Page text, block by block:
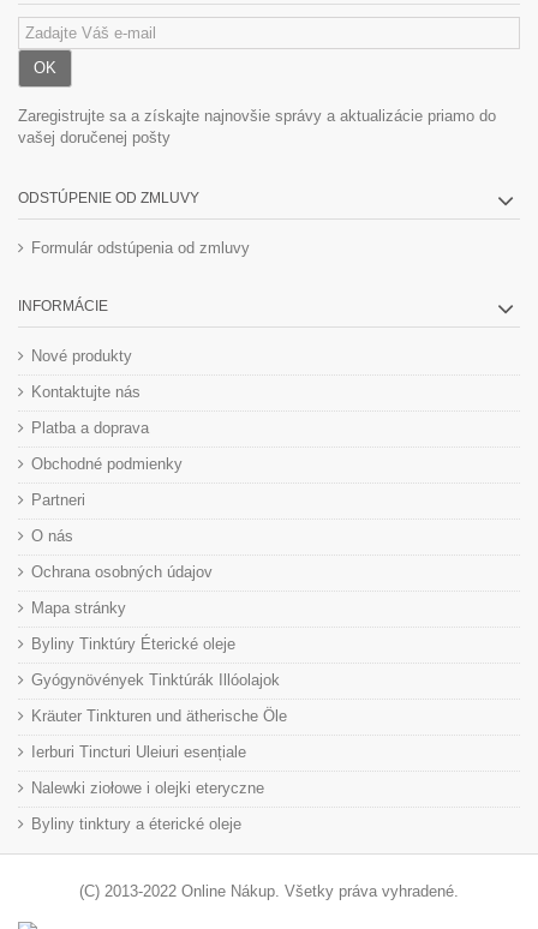
OK
Zaregistrujte sa a získajte najnovšie správy a aktualizácie priamo do
vašej doručenej pošty
ODSTÚPENIE OD ZMLUVY
Formulár odstúpenia od zmluvy
INFORMÁCIE
Nové produkty
Kontaktujte nás
Platba a doprava
Obchodné podmienky
Partneri
O nás
Ochrana osobných údajov
Mapa stránky
Byliny Tinktúry Éterické oleje
Gyógynövények Tinktúrák Illóolajok
Kräuter Tinkturen und ätherische Öle
Ierburi Tincturi Uleiuri esențiale
Nalewki ziołowe i olejki eteryczne
Byliny tinktury a éterické oleje
(C) 2013-2022 Online Nákup. Všetky práva vyhradené.